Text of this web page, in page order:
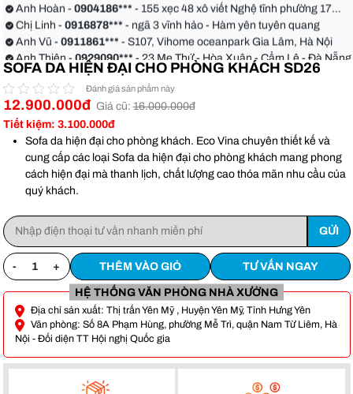
Anh Hoàn - 0904186*** - 155 xẹc 48 xô viết Nghệ tĩnh phường 17
quận Bình Thạnh
Chị Linh - 0916878***
- ngã 3 vĩnh hảo - Hàm yên tuyên quang
Anh Vũ - 0911861*** - S107, Vihome oceanpark Gia Lâm, Hà Nội
Anh Thiện - 0929090*** - 23 Mẹ Thứ - Hòa Xuân - Cẩm Lệ - Đà Nẵng
Chị Hoa -0988068***- 56 Nguyễn Khang, Cầu Giấy
Anh Việt -0349582***- Toà Moonlight An Lạc, Vân Canh Hoài Đức
Anh Hoàn -0904186*** - 155 xẹc 48 xô viết Nghệ tĩnh phường 17
quận Bình Thạnh
Chị Linh - 0916878***
Anh Vũ -
0911861*** - S107, Vihome oceanpark Gia Lâm, Hà Nội
SOFA DA HIỆN ĐẠI CHO PHÒNG KHÁCH SD26
Đánh giá sản phẩm này
12.900.000đ Giá cũ:16.000.000đ
Tiết kiệm: 3.100.000đ
Sofa da hiện đại cho phòng khách. Eco Vina chuyên thiết kế và
cung cấp các loại Sofa da hiện đại cho phòng khách mang phong
cách hiện đại mà thanh lịch, chất lượng cao thỏa mãn nhu cầu của
quý khách.
- + THÊM VÀO GIỎ TƯ VẤN NGAY
HỆ THỐNG VĂN PHÒNG NHÀ XƯỞNG
Địa chỉ sản xuất: Thị trấn Yên Mỹ , Huyện Yên Mỹ, Tỉnh Hưng Yên
Văn phòng: Số 8A Phạm Hùng, phường Mễ Trì, quận Nam Từ Liêm, Hà
Nội - Đối diện TT Hội nghị Quốc gia